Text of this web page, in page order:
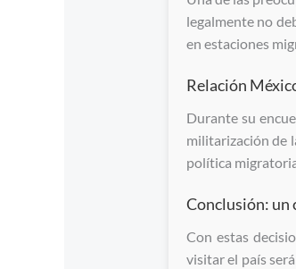
legalmente no
en estaciones
Relación
Durante su
militarización de
política
Conclusión: un
Con estas
visitar el país